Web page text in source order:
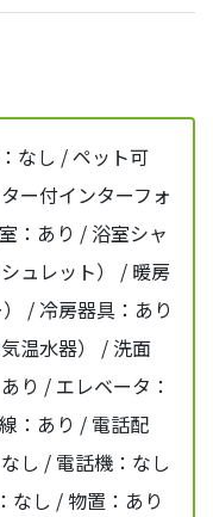
なし / ペット可
ー付インターフォ
：あり / 浴室シャ
ュレット） / 暖房
/ 冷房器具：あり
温水器） / 洗面
り / エレベータ：
：あり / 電話配
し / 電話機：なし
なし / 物置：あり